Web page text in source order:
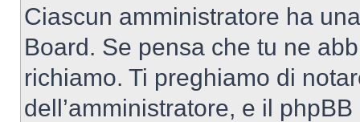
Ciascun amministratore ha
Board. Se pensa che tu ne
richiamo. Ti preghiamo di
dell’amministratore, e il